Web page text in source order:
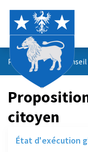
Propositions du
citoyen
État d'exécution